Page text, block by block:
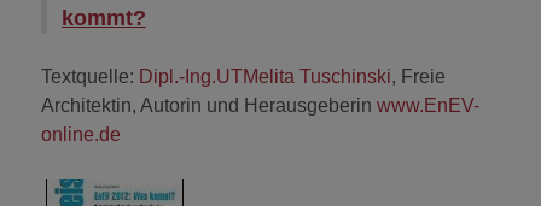
kommt?
Textquelle: Dipl.-Ing.UTMelita Tuschinski, Freie
Architektin, Autorin und Herausgeberin www.EnEV-
online.de